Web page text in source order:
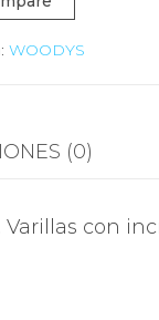
WOODYS
(0)
con